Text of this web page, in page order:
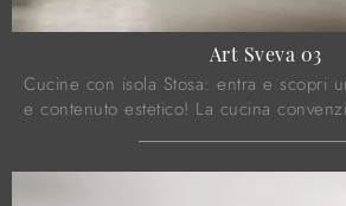
Art Sveva 03
Cucine con isola Stosa: entra e scopri
e contenuto estetico! La cucina